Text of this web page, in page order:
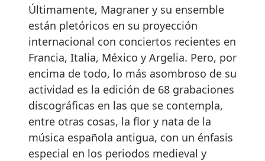
Últimamente, Magraner y su ensemble
están pletóricos en su proyección
internacional con conciertos recientes en
Francia, Italia, México y Argelia. Pero, por
encima de todo, lo más asombroso de su
actividad es la edición de 68 grabaciones
discográficas en las que se contempla,
entre otras cosas, la flor y nata de la
música española antigua, con un énfasis
especial en los periodos medieval y